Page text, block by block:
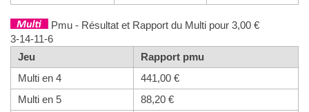
Pmu - Résultat et Rapport du Multi pour 3,00 €
3-14-11-6
Jeu
Rapport pmu
Multi en 4
441,00 €
Multi en 5
88,20 €